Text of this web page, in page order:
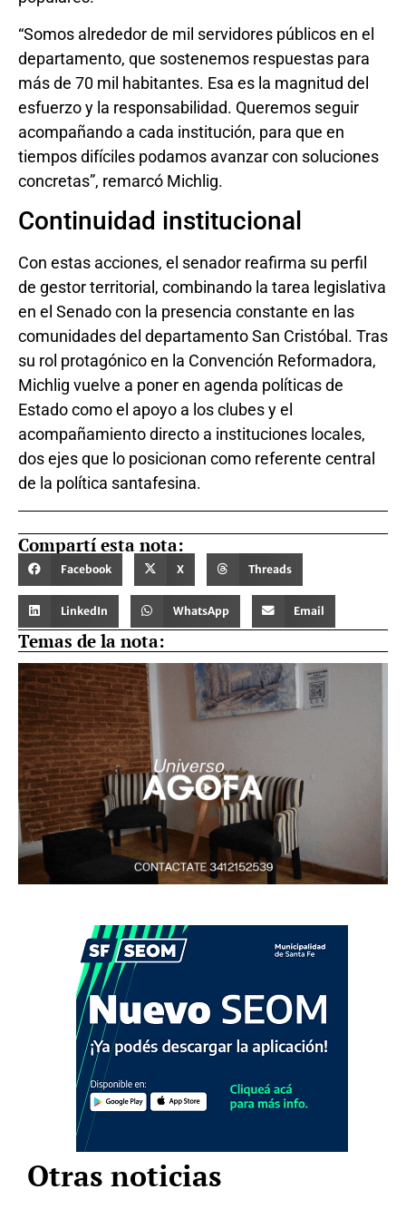
“Somos alrededor de mil servidores públicos en el
departamento, que sostenemos respuestas para
más de 70 mil habitantes. Esa es la magnitud del
esfuerzo y la responsabilidad. Queremos seguir
acompañando a cada institución, para que en
tiempos difíciles podamos avanzar con soluciones
concretas”, remarcó Michlig.
Continuidad institucional
Con estas acciones, el senador reafirma su perfil
de gestor territorial, combinando la tarea legislativa
en el Senado con la presencia constante en las
comunidades del departamento San Cristóbal. Tras
su rol protagónico en la Convención Reformadora,
Michlig vuelve a poner en agenda políticas de
Estado como el apoyo a los clubes y el
acompañamiento directo a instituciones locales,
dos ejes que lo posicionan como referente central
de la política santafesina.
Compartí esta nota:
Facebook X Threads
LinkedIn WhatsApp Email
Temas de la nota:
Otras noticias